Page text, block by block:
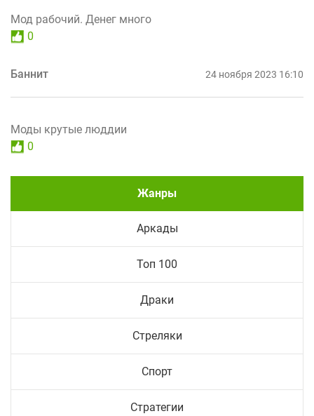
Мод рабочий. Денег много
0
Баннит 24 ноября 2023 16:10
Моды крутые люддии
0
Жанры
Аркады
Топ 100
Драки
Стреляки
Спорт
Стратегии